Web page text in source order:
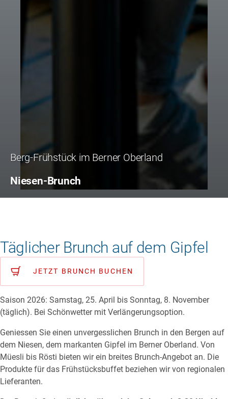
Berg-Frühstück im Berner Oberland
Niesen-Brunch
Täglicher Brunch auf dem Gipfel
JETZT BRUNCH BUCHEN
Saison 2026: Samstag, 25. April bis Sonntag, 8. November
(täglich). Bei Schönwetter mit Verlängerungsoption.
Geniessen Sie einen unvergesslichen Brunch in den Bergen auf
dem Niesen, dem markanten Gipfel im Berner Oberland. Von
Müesli bis Rösti bieten wir ein breites Brunch-Angebot an. Die
Produkte für das Frühstücksbuffet beziehen wir von regionalen
Lieferanten.